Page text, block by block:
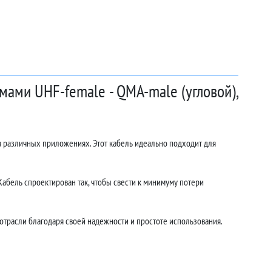
UHF-female - QMA-male (угловой),
приложениях. Этот кабель идеально подходит для
спроектирован так, чтобы свести к минимуму потери
благодаря своей надежности и простоте использования.